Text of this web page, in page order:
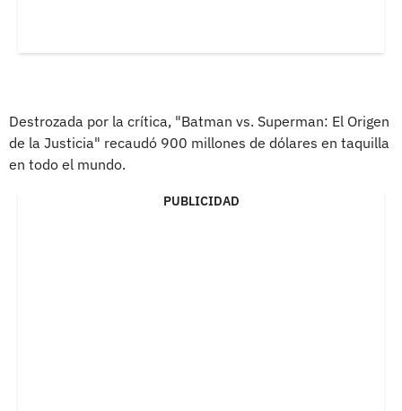
Destrozada por la crítica, "Batman vs. Superman: El Origen
de la Justicia" recaudó 900 millones de dólares en taquilla
en todo el mundo.
PUBLICIDAD